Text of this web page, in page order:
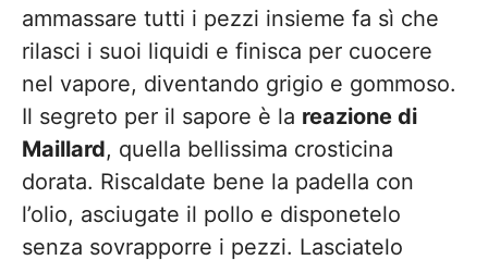
ammassare tutti i pezzi insieme fa sì che
rilasci i suoi liquidi e finisca per cuocere
nel vapore, diventando grigio e gommoso.
Il segreto per il sapore è la reazione di
Maillard, quella bellissima crosticina
dorata. Riscaldate bene la padella con
l’olio, asciugate il pollo e disponetelo
senza sovrapporre i pezzi. Lasciatelo